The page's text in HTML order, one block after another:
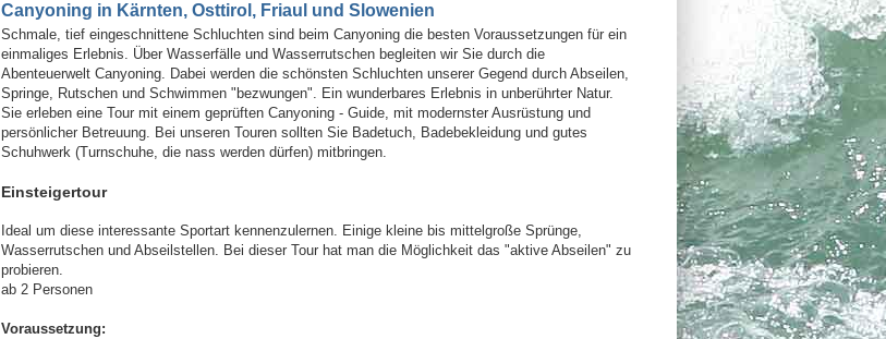
Canyoning in Kärnten, Osttirol, Friaul und Slowenien
Schmale, tief eingeschnittene Schluchten sind beim Canyoning die besten Voraussetzungen für ein
einmaliges Erlebnis. Über Wasserfälle und Wasserrutschen begleiten wir Sie durch die
Abenteuerwelt Canyoning. Dabei werden die schönsten Schluchten unserer Gegend durch Abseilen,
Springe, Rutschen und Schwimmen "bezwungen". Ein wunderbares Erlebnis in unberührter Natur.
Sie erleben eine Tour mit einem geprüften Canyoning - Guide, mit modernster Ausrüstung und
persönlicher Betreuung. Bei unseren Touren sollten Sie Badetuch, Badebekleidung und gutes
Schuhwerk (Turnschuhe, die nass werden dürfen) mitbringen.
Einsteigertour
Ideal um diese interessante Sportart kennenzulernen. Einige kleine bis mittelgroße Sprünge,
Wasserrutschen und Abseilstellen. Bei dieser Tour hat man die Möglichkeit das "aktive Abseilen" zu
probieren.
ab 2 Personen
Voraussetzung: